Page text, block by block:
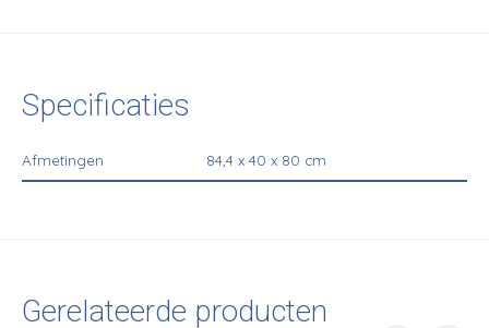
Specificaties
Afmetingen 84,4 x 40 x 80 cm
Gerelateerde producten